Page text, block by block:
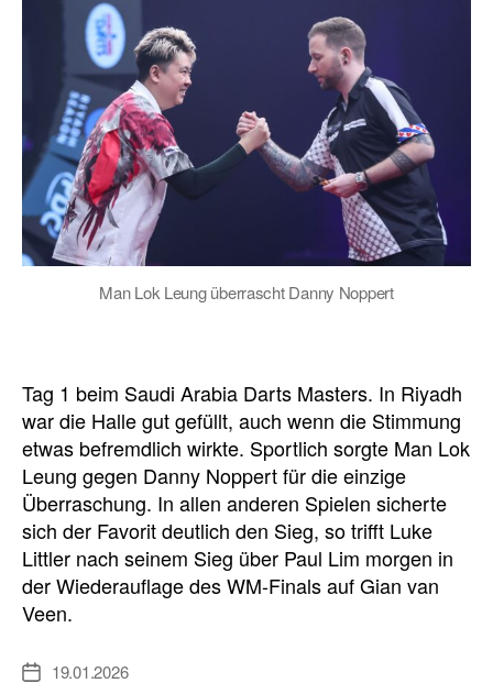
Man Lok Leung überrascht Danny Noppert
Tag 1 beim Saudi Arabia Darts Masters. In Riyadh
war die Halle gut gefüllt, auch wenn die Stimmung
etwas befremdlich wirkte. Sportlich sorgte Man Lok
Leung gegen Danny Noppert für die einzige
Überraschung. In allen anderen Spielen sicherte
sich der Favorit deutlich den Sieg, so trifft Luke
Littler nach seinem Sieg über Paul Lim morgen in
der Wiederauflage des WM-Finals auf Gian van
Veen.
Veröffentlichungsdatum
19.01.2026